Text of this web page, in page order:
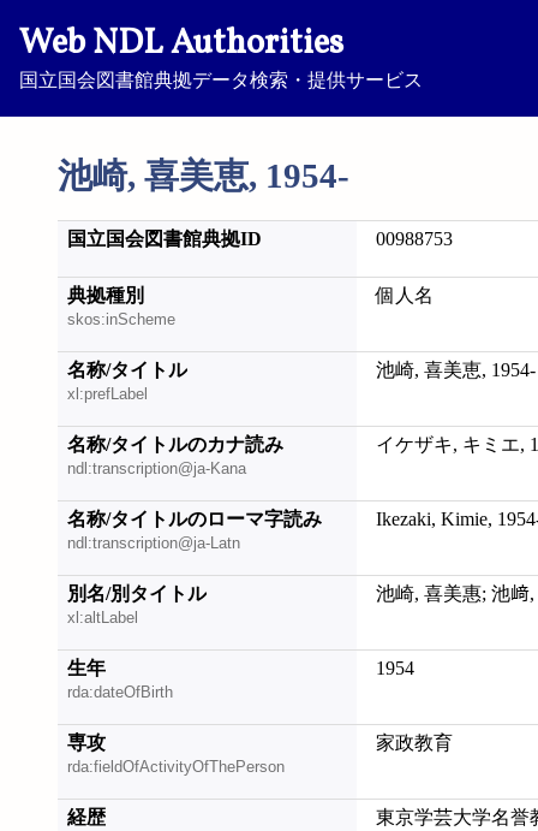
Web NDL Authorities
国立国会図書館典拠データ検索・提供サービス
池崎, 喜美恵, 1954-
国立国会図書館典拠ID 00988753
典拠種別
skos:inScheme
個人名
名称/タイトル
xl:prefLabel
池崎, 喜美恵, 1954-
名称/タイトルのカナ読み
ndl:transcription@ja-Kana
イケザキ, キミエ,
名称/タイトルのローマ字読み
ndl:transcription@ja-Latn
Ikezaki, Kimie,
別名/別タイトル
xl:altLabel
池崎, 喜美惠; 池﨑
生年
rda:dateOfBirth
1954
専攻
rda:fieldOfActivityOfThePerson
家政教育
経歴 東京学芸大学名誉